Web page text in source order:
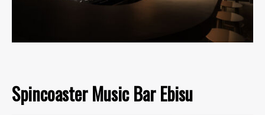
Spincoaster Music Bar Ebisu